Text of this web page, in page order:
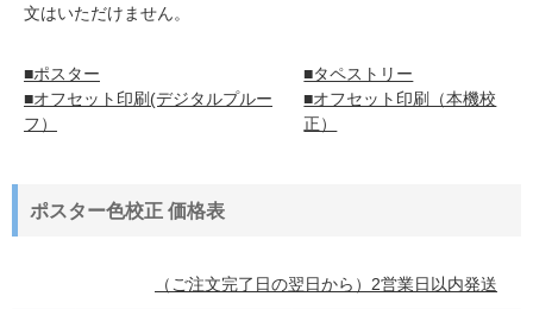
文はいただけません。
■ポスター
■オフセット印刷(デジタルプルー
フ）
■タペストリー
■オフセット印刷（本機校
正）
ポスター色校正 価格表
（ご注文完了日の翌日から）2営業日以内発送